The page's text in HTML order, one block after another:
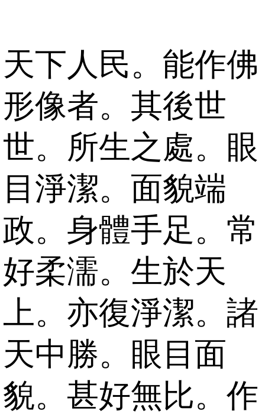
天下人民。能作佛
形像者。其後世
世。所生之處。眼
目淨潔。面貌端
政。身體手足。常
好柔濡。生於天
上。亦復淨潔。諸
天中勝。眼目面
貌。甚好無比。作